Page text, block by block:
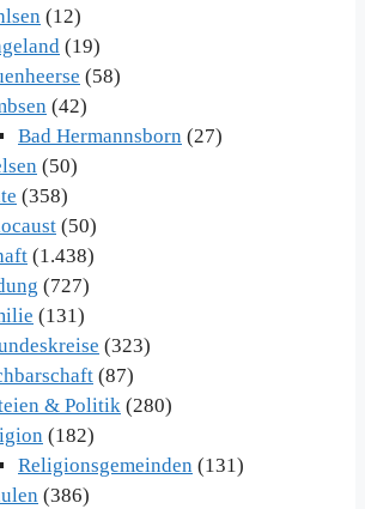
(12)
(19)
(58)
(42)
Bad Hermannsborn (27)
(50)
(358)
(50)
(1.438)
(727)
(131)
(323)
(87)
& Politik (280)
(182)
Religionsgemeinden (131)
(386)